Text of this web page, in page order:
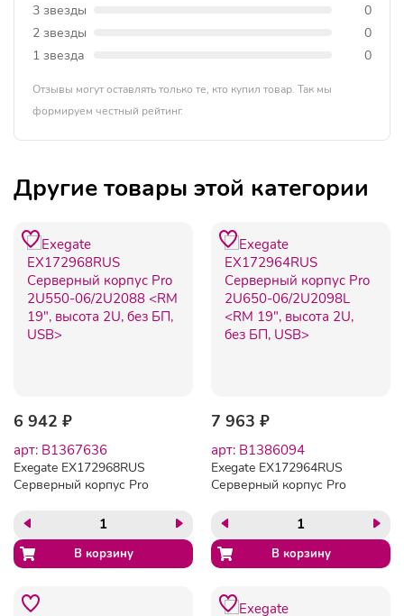
3 звезды
0
2 звезды
0
1 звезда
0
Отзывы могут оставлять только те, кто купил товар. Так мы
формируем честный рейтинг.
Другие товары этой категории
6 942 ₽
арт: B1367636
Exegate EX172968RUS
Серверный корпус Pro
высота 2U, без БП, USB>
7 963 ₽
арт: B1386094
Exegate EX172964RUS
Серверный корпус Pro
19", высота 2U, без БП,
USB>